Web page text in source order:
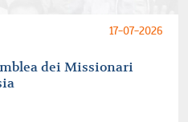
17-07-2026
dei Missionari